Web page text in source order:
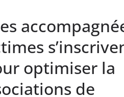
optimiser la
de